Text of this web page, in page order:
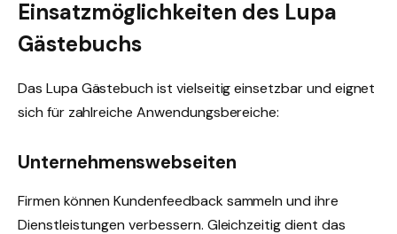
Einsatzmöglichkeiten des Lupa
Gästebuchs
Das Lupa Gästebuch ist vielseitig einsetzbar und eignet
sich für zahlreiche Anwendungsbereiche:
Unternehmenswebseiten
Firmen können Kundenfeedback sammeln und ihre
Dienstleistungen verbessern. Gleichzeitig dient das